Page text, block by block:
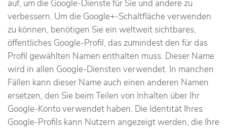
auf, um die Google-Dienste für Sie und andere zu
verbessern. Um die Google+-Schaltfläche verwenden
zu können, benötigen Sie ein weltweit sichtbares,
öffentliches Google-Profil, das zumindest den für das
Profil gewählten Namen enthalten muss. Dieser Name
wird in allen Google-Diensten verwendet. In manchen
Fällen kann dieser Name auch einen anderen Namen
ersetzen, den Sie beim Teilen von Inhalten über Ihr
Google-Konto verwendet haben. Die Identität Ihres
Google-Profils kann Nutzern angezeigt werden, die Ihre